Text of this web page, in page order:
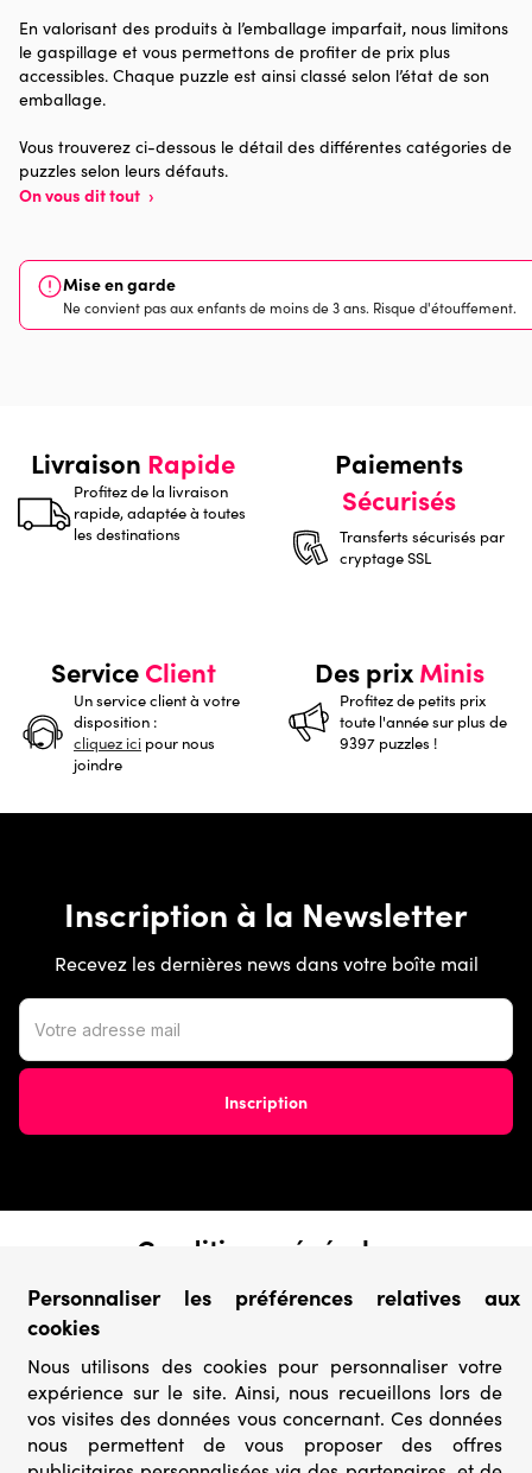
Provenance Made in France
Dimensions
En valorisant des produits à l’emballage imparfait, nous limitons
le gaspillage et vous permettons de profiter de prix plus
accessibles. Chaque puzzle est ainsi classé selon l’état de son
emballage.
Vous trouverez ci-dessous le détail des différentes catégories de
puzzles selon leurs défauts.
On vous dit tout ›
Mise en garde
Ne convient pas aux enfants de moins de 3 ans. Risque d'étouffement.
Livraison Rapide
Profitez de la livraison
rapide, adaptée à toutes
les destinations
Paiements
Sécurisés
Transferts sécurisés par
cryptage SSL
ServiceClient
Un service client à votre
disposition :
cliquez ici pour nous
joindre
Des prixMinis
Profitez de petits prix
toute l'année sur plus de
9397 puzzles !
Inscription à la Newsletter
Recevez les dernières news dans votre boîte mail
Conditions générales
› Conditions de vente
› Conditions d’utilisation
› Confidentialité & Protection des Données
› Informations légales
Catégories
› Marques
Personnaliser les préférences relatives aux
cookies
Nous utilisons des cookies pour personnaliser votre
expérience sur le site. Ainsi, nous recueillons lors de
vos visites des données vous concernant. Ces données
nous permettent de vous proposer des offres